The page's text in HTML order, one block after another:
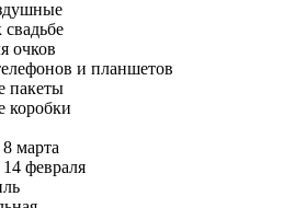
очков
и планшетов
пакеты
коробки
марта
февраля